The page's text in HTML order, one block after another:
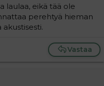
laulaa, eikä tää ole
perehtyä hieman
Vastaa